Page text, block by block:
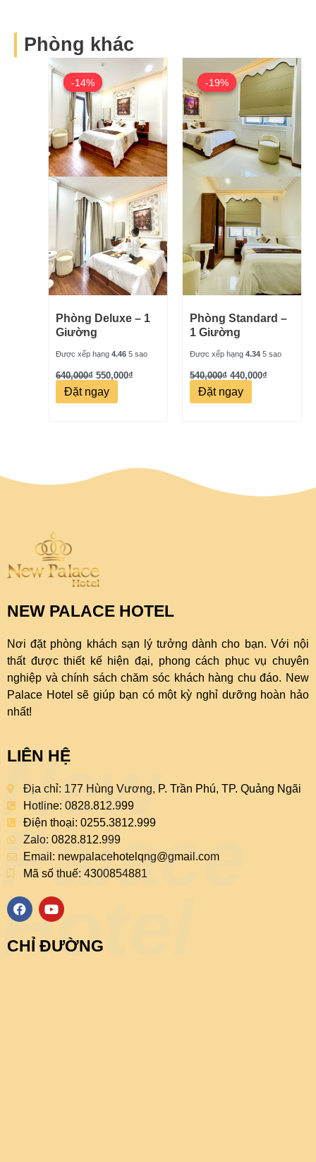
Phòng khác
-14%
-14%
Phòng Deluxe – 1
Giường
Được xếp hạng 4.46 5 sao
640,000₫
Original
price
was:
640,000₫.
550,000₫
Current
price
is:
550,000₫.
Đặt ngay
-19%
-19%
Phòng Standard –
1 Giường
Được xếp hạng 4.34 5 sao
540,000₫
Original
price
was:
540,000₫.
440,000₫
Current
price
is:
440,000₫.
Đặt ngay
NEW PALACE HOTEL
Nơi đặt phòng khách sạn lý tưởng dành cho bạn. Với nội
thất được thiết kế hiện đại, phong cách phục vụ chuyên
nghiệp và chính sách chăm sóc khách hàng chu đáo. New
Palace Hotel sẽ giúp bạn có một kỳ nghỉ dưỡng hoàn hảo
nhất!
LIÊN HỆ
Địa chỉ: 177 Hùng Vương, P. Trần Phú, TP. Quảng Ngãi
Hotline: 0828.812.999
Điện thoại: 0255.3812.999
Zalo: 0828.812.999
Email: newpalacehotelqng@gmail.com
Mã số thuế: 4300854881
New
Palace
Hotel
F
a
e
b
Y
o
t
u
CHỈ ĐƯỜNG